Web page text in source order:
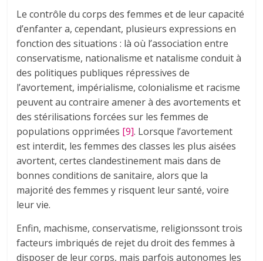
Le contrôle du corps des femmes et de leur capacité
d’enfanter a, cependant, plusieurs expressions en
fonction des situations : là où l’association entre
conservatisme, nationalisme et natalisme conduit à
des politiques publiques répressives de
l’avortement, impérialisme, colonialisme et racisme
peuvent au contraire amener à des avortements et
des stérilisations forcées sur les femmes de
populations opprimées [9]. Lorsque l’avortement
est interdit, les femmes des classes les plus aisées
avortent, certes clandestinement mais dans de
bonnes conditions de sanitaire, alors que la
majorité des femmes y risquent leur santé, voire
leur vie.
Enfin, machisme, conservatisme, religionssont trois
facteurs imbriqués de rejet du droit des femmes à
disposer de leur corps, mais parfois autonomes les